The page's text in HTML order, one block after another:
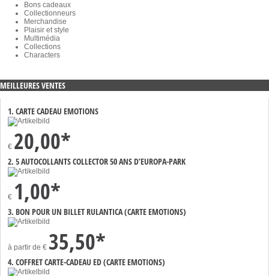
Bons cadeaux
Collectionneurs
Merchandise
Plaisir et style
Multimédia
Collections
Characters
MEILLEURES VENTES
1. CARTE CADEAU EMOTIONS
€ 20,00*
2. 5 AUTOCOLLANTS COLLECTOR 50 ANS D’EUROPA-PARK
€ 1,00*
3. BON POUR UN BILLET RULANTICA (CARTE EMOTIONS)
à partir de € 35,50*
4. COFFRET CARTE-CADEAU ED (CARTE EMOTIONS)